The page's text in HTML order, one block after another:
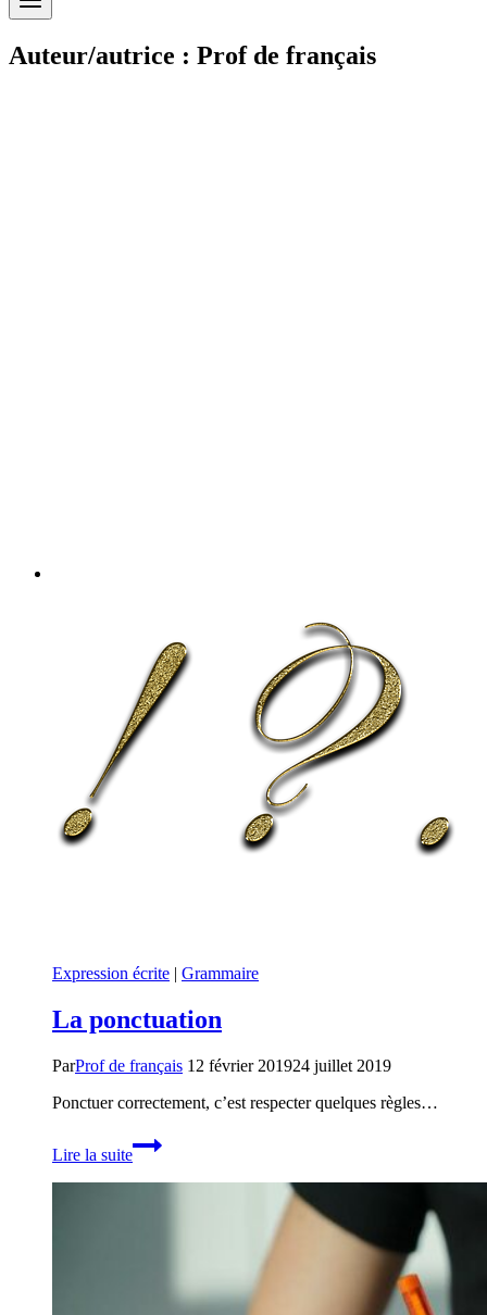
Auteur/autrice : Prof de français
Expression écrite | Grammaire
La ponctuation
ParProf de français 12 février 201924 juillet 2019
Ponctuer correctement, c’est respecter quelques règles…
Lire la suiteponctuation